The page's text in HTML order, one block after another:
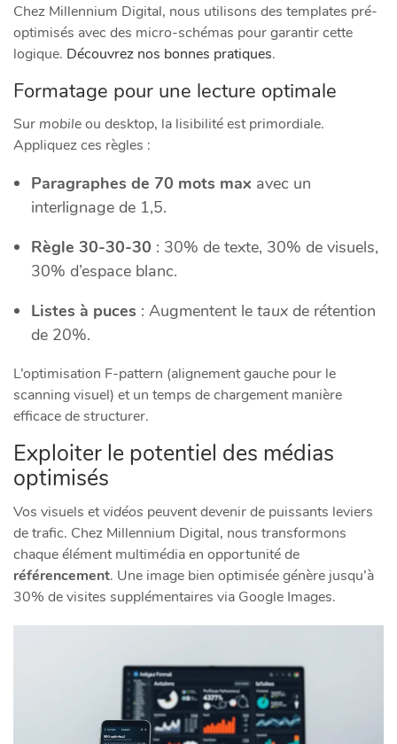
Chez Millennium Digital, nous utilisons des templates pré-
optimisés avec des micro-schémas pour garantir cette
logique. Découvrez nos bonnes pratiques.
Formatage pour une lecture optimale
Sur mobileou desktop, la lisibilité est primordiale.
Appliquez ces règles :
Paragraphes de 70 mots max avec un
interlignage de 1,5.
Règle 30-30-30 : 30% de texte, 30% de visuels,
30% d’espace blanc.
Listes à puces : Augmentent le taux de rétention
de 20%.
L’optimisation F-pattern (alignement gauche pour le
scanning visuel) et un temps de chargement manière
efficace de structurer.
Exploiter le potentiel des médias
optimisés
Vos visuels etvidéos peuvent devenir de puissants leviers
de trafic. Chez Millennium Digital, nous transformons
chaque élément multimédia en opportunité de
référencement. Une image bien optimisée génère jusqu’à
30% de visites supplémentaires via Google Images.